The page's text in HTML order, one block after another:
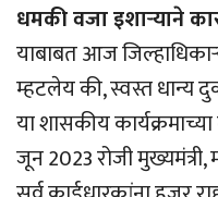
धमकी वजा इशार्‍याने
याबाबत आज
म्हटलेय की, स्वस्त धान्य
या शासकीय
जून 2023 रोजी मुख्यमंत्री,